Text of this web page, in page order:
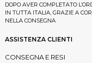
DOPO AVER COMPLETATO
IN TUTTA ITALIA, GRAZIE A
NELLA CONSEGNA
ASSISTENZA CLIENTI
CONSEGNA E RESI